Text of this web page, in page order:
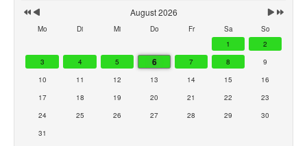
August 2026
Mo Di Mi Do Fr Sa
So
1
2
3
4 5 6 7 8
9
10
11 12 13 14 15
16
17
18 19 20 21 22
23
24
25 26 27 28 29
30
31